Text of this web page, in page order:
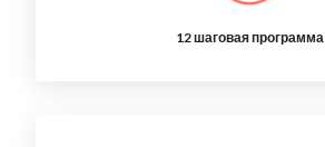
12 шаговая программа